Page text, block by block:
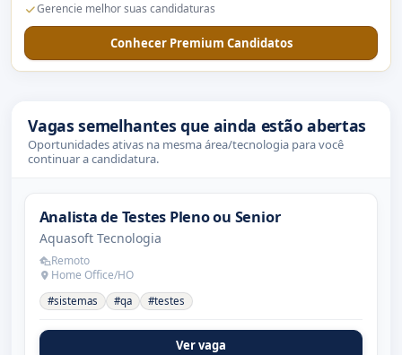
Gerencie melhor suas candidaturas
Conhecer Premium Candidatos
Vagas semelhantes que ainda estão abertas
Oportunidades ativas na mesma área/tecnologia para você
continuar a candidatura.
Analista de Testes Pleno ou Senior
Aquasoft Tecnologia
Remoto
Home Office/HO
#sistemas #qa #testes
Ver vaga